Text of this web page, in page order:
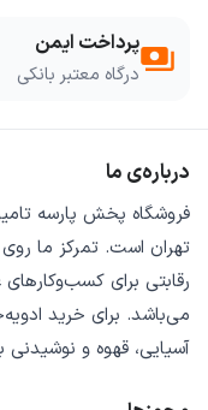
paymentsپرداخت ایمن
درگاه معتبر بانکی
درباره‌ی ما
فروشگاه پخش پارسه
تهران است. تمرکز ما روی
رقابتی برای کسب‌وکارهای
می‌باشد. برای خرید
آسیایی، قهوه و نوشیدنی